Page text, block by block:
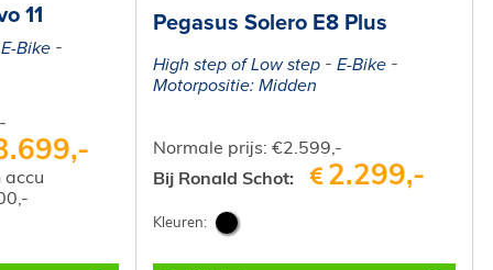
11
E-Bike
Pegasus Solero E8 Plus
High step of Low step
E-Bike
Motorpositie: Midden
Normale prijs: €2.599,-
Bij Ronald Schot:
2.299,-